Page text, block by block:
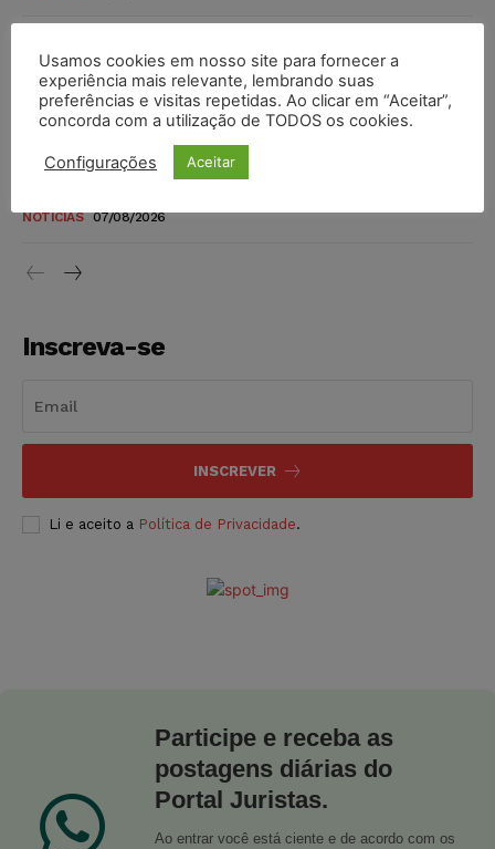
novos para pessoas com deficiência e autistas de todos os
níveis
DIREITO TRIBUTÁRIO 07/08/2026
Justiça do Trabalho mantém justa causa de empregado que
NOTÍCIAS 07/08/2026
Inscreva-se
INSCREVER
Li e aceito a Política de Privacidade.
Participe e receba as
postagens diárias do
Portal Juristas.
Ao entrar você está ciente e de acordo com os
Usamos cookies em nosso site para fornecer a
experiência mais relevante, lembrando suas
preferências e visitas repetidas. Ao clicar em “Aceitar”,
concorda com a utilização de TODOS os cookies.
Configurações Aceitar